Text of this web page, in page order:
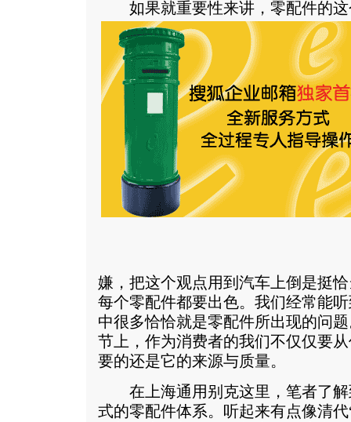
如果就重要性来讲，零配件的这
嫌，把这个观点用到汽车上倒是挺
每个零配件都要出色。我们经常能
中很多恰恰就是零配件所出现的问
节上，作为消费者的我们不仅仅要
要的还是它的来源与质量。
在上海通用别克这里，笔者了解
式的零配件体系。听起来有点像清